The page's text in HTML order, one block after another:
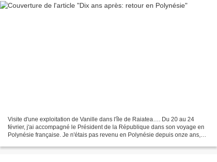
Visite d'une exploitation de Vanille dans l'île de Raiatea…. Du 20 au 24
février, j'ai accompagné le Président de la République dans son voyage en
Polynésie française. Je n'étais pas revenu en Polynésie depuis onze ans,